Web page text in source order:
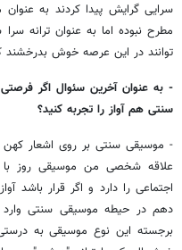
سرایی گرایش پیدا کردند به
مطرح نبوده اما به عنوان ترانه
توانند در این عرصه خوش بدرخشند
- به عنوان آخرین سئوال اگر
سنتی هم آواز را تجربه کنید؟
- موسیقی سنتی بر روی اشعار کهن
علاقه شخصی من موسیقی روز با
اجتماعی را دارد و اگر قرار باشد
دهم در حیطه موسیقی سنتی
برجسته این نوع موسیقی به